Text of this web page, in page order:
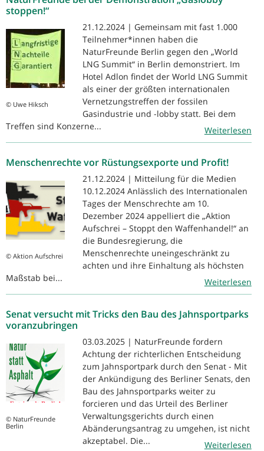
stoppen!“
© Uwe Hiksch
21.12.2024 | Gemeinsam mit fast 1.000
Teilnehmer*innen haben die
NaturFreunde Berlin gegen den „World
LNG Summit“ in Berlin demonstriert. Im
Hotel Adlon findet der World LNG Summit
als einer der größten internationalen
Vernetzungstreffen der fossilen
Gasindustrie und -lobby statt. Bei dem
Treffen sind Konzerne...
Weiterlesen
Menschenrechte vor Rüstungsexporte und Profit!
© Aktion Aufschrei
21.12.2024 | Mitteilung für die Medien
10.12.2024 Anlässlich des Internationalen
Tages der Menschrechte am 10.
Dezember 2024 appelliert die „Aktion
Aufschrei – Stoppt den Waffenhandel!“ an
die Bundesregierung, die
Menschenrechte uneingeschränkt zu
achten und ihre Einhaltung als höchsten
Maßstab bei...
Weiterlesen
Senat versucht mit Tricks den Bau des Jahnsportparks
voranzubringen
© NaturFreunde
Berlin
03.03.2025 | NaturFreunde fordern
Achtung der richterlichen Entscheidung
zum Jahnsportpark durch den Senat - Mit
der Ankündigung des Berliner Senats, den
Bau des Jahnsportparks weiter zu
forcieren und das Urteil des Berliner
Verwaltungsgerichts durch einen
Abänderungsantrag zu umgehen, ist nicht
akzeptabel. Die...
Weiterlesen